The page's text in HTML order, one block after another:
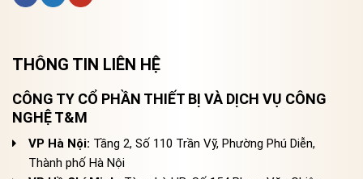
THÔNG TIN LIÊN HỆ
CÔNG TY CỔ PHẦN THIẾT BỊ VÀ DỊCH VỤ CÔNG
NGHỆ T&M
VP Hà Nội: Tầng 2, Số 110 Trần Vỹ, Phường Phú Diễn,
Thành phố Hà Nội